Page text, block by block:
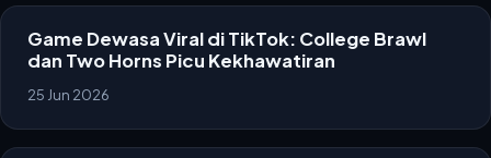
Game Dewasa Viral di TikTok: College Brawl
dan Two Horns Picu Kekhawatiran
25 Jun 2026